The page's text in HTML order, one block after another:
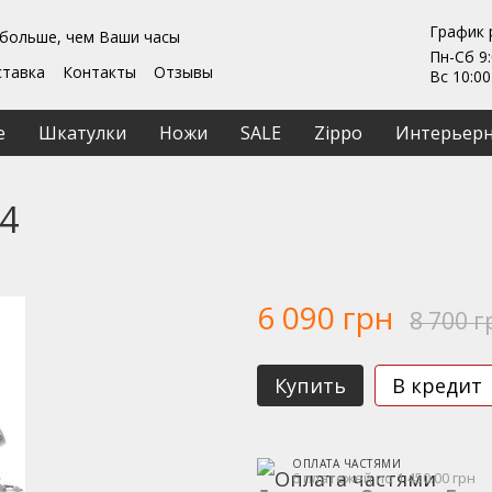
чем Ваши часы
Контакты
Отзывы
График
Пн-Сб
Вс
Шкатулки Ножи SALE Zippo
6 090 грн 8 700
Купить В кредит
ОПЛАТА ЧАСТЯМИ
6 платежей по 1 450.00 грн